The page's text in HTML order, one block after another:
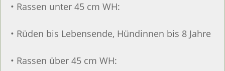
• Rassen unter 45 cm WH:
• Rüden bis Lebensende, Hündinnen bis 8 Jahre
• Rassen über 45 cm WH: